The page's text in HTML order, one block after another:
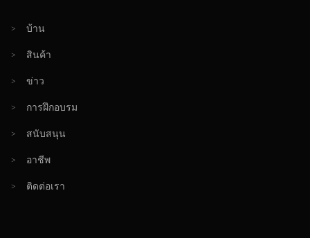
> บ้าน
> สินค้า
> ข่าว
> การฝึกอบรม
> สนับสนุน
> อาชีพ
> ติดต่อเรา